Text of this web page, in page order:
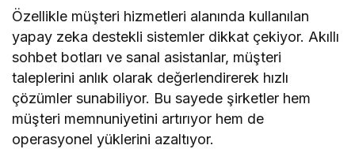
Özellikle müşteri hizmetleri alanında kullanılan
yapay zeka destekli sistemler dikkat çekiyor. Akıllı
sohbet botları ve sanal asistanlar, müşteri
taleplerini anlık olarak değerlendirerek hızlı
çözümler sunabiliyor. Bu sayede şirketler hem
müşteri memnuniyetini artırıyor hem de
operasyonel yüklerini azaltıyor.